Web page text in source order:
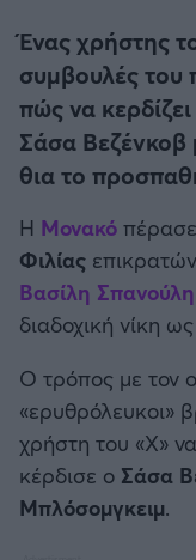
Κηφισιά
Αστέρας
Καλαμάτα
Ηρακλής
Ρεάλ
Ένας χρήστης
συμβουλές του
πώς να
Σάσα Βεζένκοβ
θια το
Η Μονακό
Φιλίας
Βασίλη Σπανούλη
διαδοχική νίκη
Ο τρόπος με τον
«ερυθρόλευκοι»
χρήστη του «Χ»
κέρδισε ο Σάσα
Μπλόσομγκειμ.